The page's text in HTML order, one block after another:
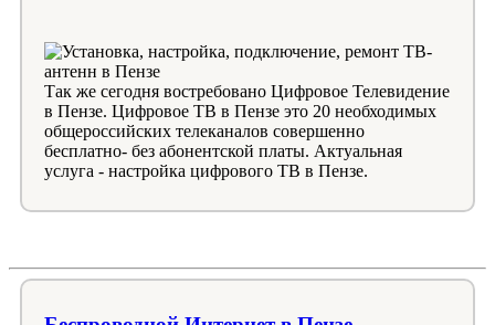
Так же сегодня востребовано Цифровое Телевидение
в Пензе. Цифровое ТВ в Пензе это 20 необходимых
общероссийских телеканалов совершенно
бесплатно- без абонентской платы. Актуальная
услуга - настройка цифрового ТВ в Пензе.